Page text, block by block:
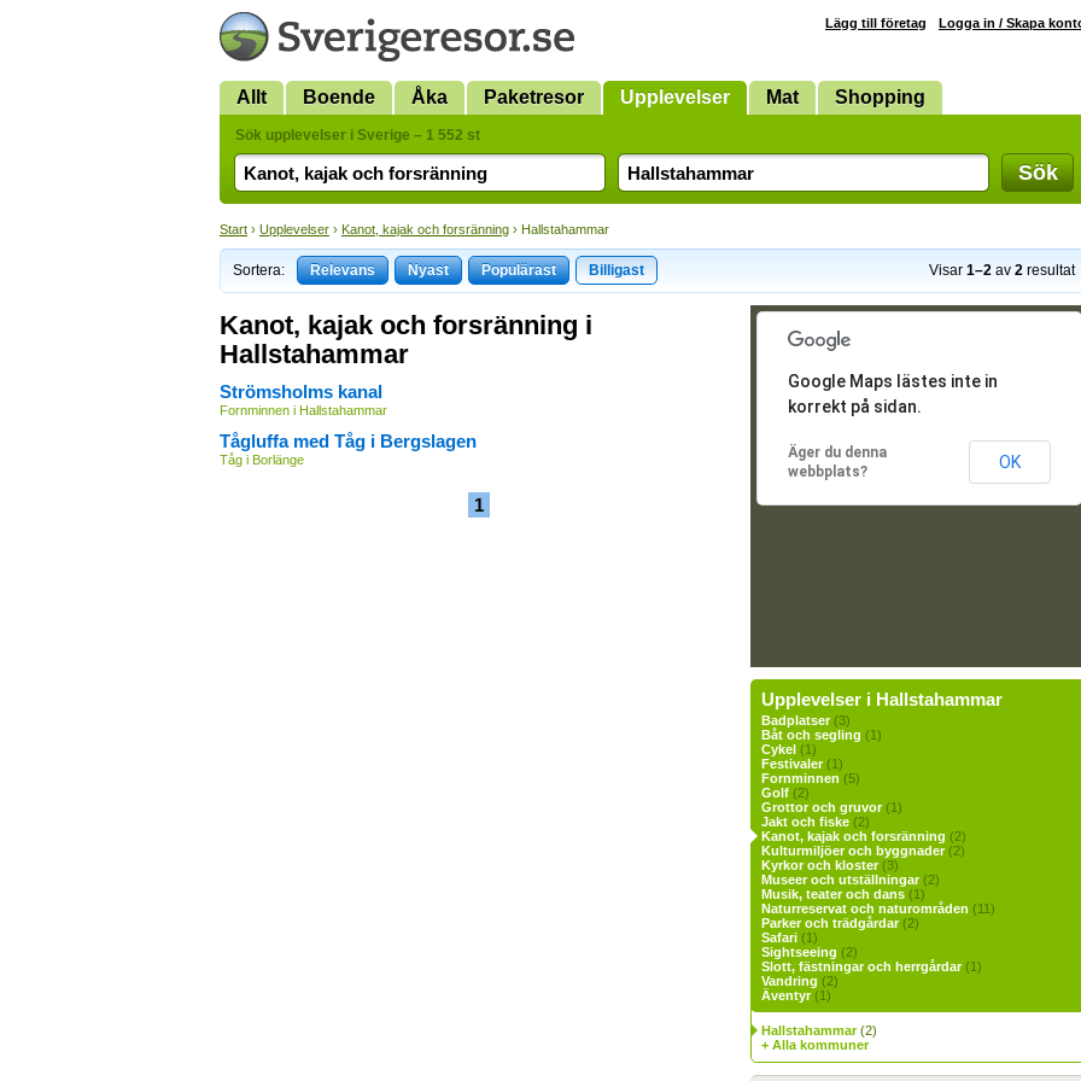
Lägg till företag Logga in / Skapa
Allt Boende Åka Paketresor Upplevelser Mat Shopping
Sök upplevelser i Sverige – 1 552 st
Sök
Start › Upplevelser › Kanot, kajak och forsränning › Hallstahammar
Sortera: Relevans Nyast Populärast Billigast Visar 1–2 av 2 resultat
Kanot, kajak och forsränning i
Hallstahammar
Strömsholms kanal
Fornminnen i Hallstahammar
Tågluffa med Tåg i Bergslagen
Tåg i Borlänge
1
Google Maps lästes inte in
korrekt på sidan.
Äger du denna
webbplats?
OK
Upplevelser i Hallstahammar
Badplatser(3)
Båt och segling (1)
Cykel (1)
Festivaler(1)
Fornminnen (5)
Golf (2)
Grottor och gruvor(1)
Jakt och fiske (2)
Kanot, kajak och forsränning (2)
Kulturmiljöer och byggnader(2)
Kyrkor och kloster(3)
Museer och utställningar(2)
Musik, teater och dans (1)
Naturreservat och naturområden (11)
Parker och trädgårdar(2)
Safari (1)
Sightseeing (2)
Slott, fästningar och herrgårdar(1)
Vandring (2)
Äventyr(1)
Hallstahammar(2)
+ Alla kommuner